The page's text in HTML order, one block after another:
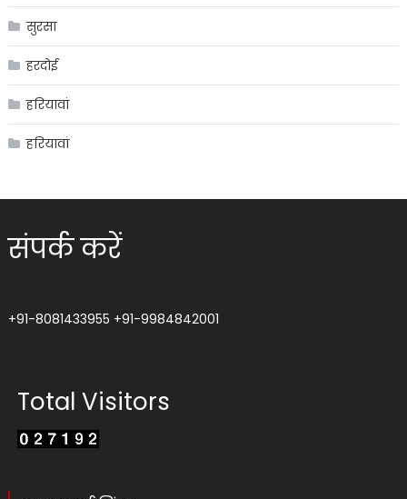
सुरसा
हरदोई
हरियावां
हरियावां
संपर्क करें
+91-8081433955 +91-9984842001
Total Visitors